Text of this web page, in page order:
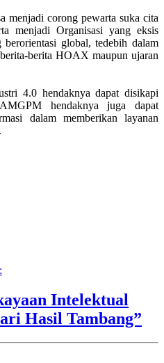
menjadi corong pewarta suka cita
menjadi Organisasi yang eksis
global, tedebih dalam
berita HOAX maupun ujaran
4.0 hendaknya dapat disikapi
hendaknya juga dapat
dalam memberikan layanan
Intelektual
Hasil Tambang”